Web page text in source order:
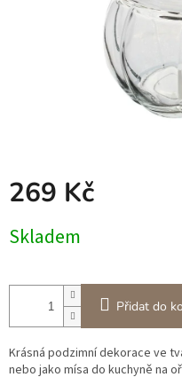
269 Kč
cena:
Skladem
Přidat do
Krásná podzimní dekorace ve
nebo jako mísa do kuchyně na